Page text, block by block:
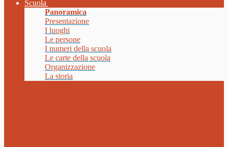
Scuola
Panoramica
Presentazione
I luoghi
Le persone
I numeri della scuola
Le carte della scuola
Organizzazione
La storia